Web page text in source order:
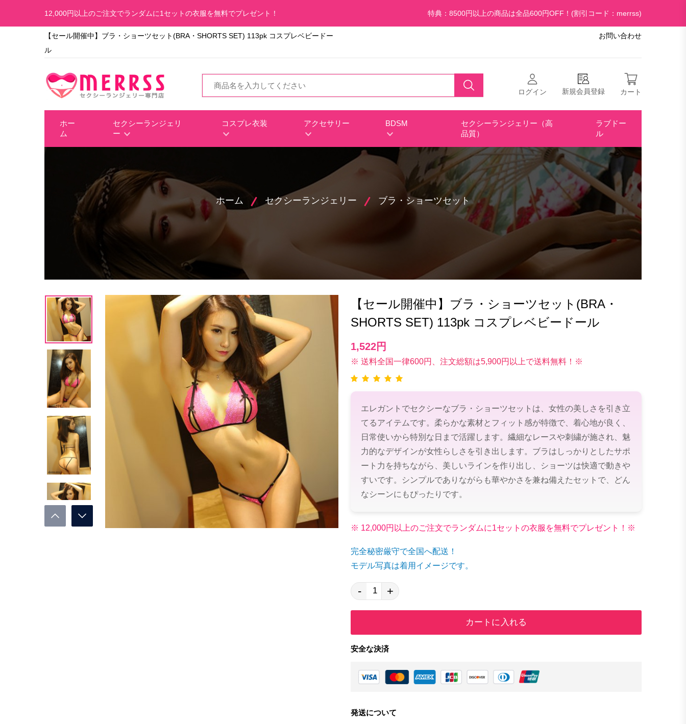
12,000円以上のご注文でランダムに1セットの衣服を無料でプレゼント！ 特典：8500円以上の商品は全品600円OFF！(割引コード：merrss)
【セール開催中】ブラ・ショーツセット(BRA・SHORTS SET) 113pk コスプレベビードー
ル
お問い合わせ
ログイン 新規会員登録 カート
ホー
ム
セクシーランジェリ
ー
コスプレ衣装 アクセサリー BDSM
セクシーランジェリー（高
品質）
ラブドー
ル
ホーム セクシーランジェリー ブラ・ショーツセット
【セール開催中】ブラ・ショーツセット(BRA・
SHORTS SET) 113pk コスプレベビードール
1,522円
※ 送料全国一律600円、注文総額は5,900円以上で送料無料！※
エレガントでセクシーなブラ・ショーツセットは、女性の美しさを引き立
てるアイテムです。柔らかな素材とフィット感が特徴で、着心地が良く、
日常使いから特別な日まで活躍します。繊細なレースや刺繍が施され、魅
力的なデザインが女性らしさを引き出します。ブラはしっかりとしたサポ
ート力を持ちながら、美しいラインを作り出し、ショーツは快適で動きや
すいです。シンプルでありながらも華やかさを兼ね備えたセットで、どん
なシーンにもぴったりです。
※ 12,000円以上のご注文でランダムに1セットの衣服を無料でプレゼント！※
完全秘密厳守で全国へ配送！
モデル写真は着用イメージです。
- +
カートに入れる
安全な決済
発送について